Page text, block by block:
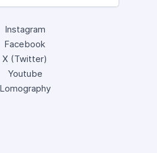
Instagram
Facebook
X (Twitter)
Youtube
Lomography